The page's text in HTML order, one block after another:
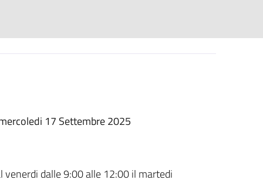
17 Settembre 2025
dalle 9:00 alle 12:00 il martedi